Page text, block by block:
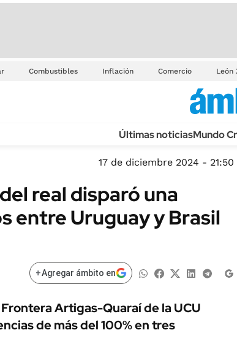
Combustibles Inflación Comercio León
Últimas noticiasMundo
17 de diciembre 2024 - 21:50
real disparó una
entre Uruguay y Brasil
+Agregar ámbito en
Artigas-Quaraí de la UCU
de más del 100% en tres